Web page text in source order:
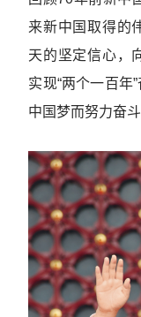
来新中国取得的
天的坚定信心，
实现“两个一百年
中国梦而努力奋